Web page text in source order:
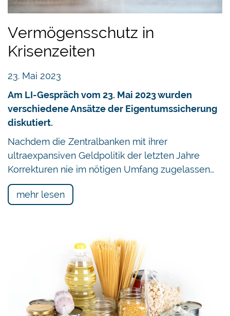
Vermögensschutz in
Krisenzeiten
23. Mai 2023
Am LI-Gespräch vom 23. Mai 2023 wurden
verschiedene Ansätze der Eigentumssicherung
diskutiert.
Nachdem die Zentralbanken mit ihrer
ultraexpansiven Geldpolitik der letzten Jahre
Korrekturen nie im nötigen Umfang zugelassen…
mehr lesen